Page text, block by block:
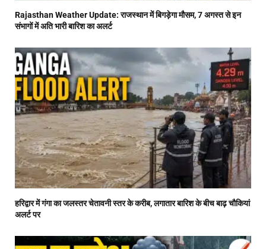
Rajasthan Weather Update: राजस्थान में बिगड़ेगा मौसम, 7 अगस्त से इन
संभागों में अति भारी बारिश का अलर्ट
हरिद्वार में गंगा का जलस्तर चेतावनी स्तर के करीब, लगातार बारिश के बीच बाढ़ चौकियां
अलर्ट पर